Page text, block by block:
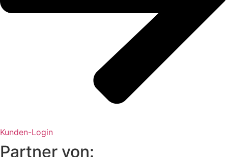
Kunden-Login
Partner von: